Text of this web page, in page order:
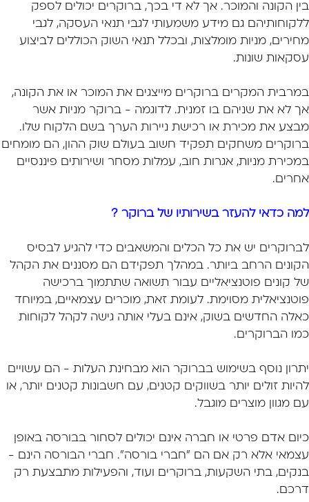
בין הקונה והמוכר. אך לא די בכך, ברוקרים יכולים לספק
ללקוחותיהם גם מידע משמעותי לגבי תנאי העסקה, לגבי
מחירים, מניות מומלצות, ובכלל תנאי השוק הכוללים לביצוע
עסקאות שונות.
במרבית המקרים ברוקרים מייצגים את המוכר או את הקונה,
אך לא את שניהם בו זמנית. לדוגמה - ברוקר מניות אשר
מבצע את מכירת או רכישת ניירות הערך בשם הלקוח שלו.
ברוקרים משחקים תפקיד חשוב בעולם שוק ההון, הם מומחים
במכירת מניות, אגרות חוב, עמלות מסחר ושירותים פיננסיים
אחרים.
למה כדאי להעזר בשירותיו של ברוקר ?
לברוקרים יש את כל הכלים והמשאבים כדי להגיע לבסיס
הקונים הרחב ביותר. במהלך תפקידם הם מסננים את הקהל
של קונים פוטנציאליים עבור תשואה שתתמוך ברכישה
פוטנציאלית מסוימת. לעומת זאת, מוכרים עצמאיים, במיוחד
כאלה החדשים בשוק, אינם בעלי אותה גישה לקהל לקוחות
כמו הברוקרים.
יתרון נוסף בשימוש בברוקר הוא מבחינת העלות - הם עשויים
להיות זולים יותר בשווקים קטנים, עם חשבונות קטנים יותר, או
עם מגוון מוצרים מוגבל.
כיום אדם פרטי או חברה אינם יכולים לסחור בבורסה באופן
עצמאי אלא רק אם הם "חברי בורסה". חברי הבורסה הינם -
בנקים, בתי השקעות, ברוקרים ועוד, והפעילות מתבצעת רק
דרכם.